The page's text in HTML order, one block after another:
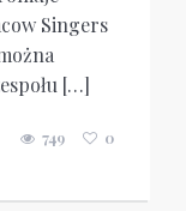
Singers
[…]
749 0